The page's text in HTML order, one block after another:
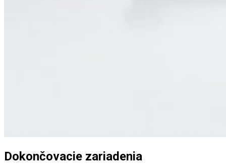
Dokončovacie zariadenia